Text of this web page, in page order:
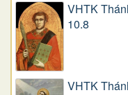
VHTK
10.8
VHTK